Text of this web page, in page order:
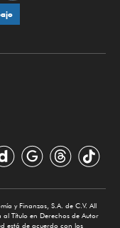
y Finanzas, S.A. de C.V. All
al Título en Derechos de Autor
está de acuerdo con los